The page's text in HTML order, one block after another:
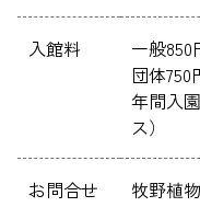
入館料
一般850
団体750
年間入
ス）
お問合せ
牧野植